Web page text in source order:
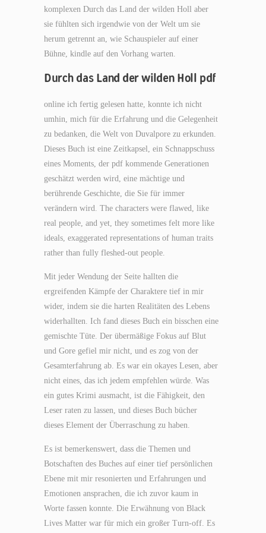
komplexen Durch das Land der wilden Holl aber
sie fühlten sich irgendwie von der Welt um sie
herum getrennt an, wie Schauspieler auf einer
Bühne, kindle auf den Vorhang warten.
Durch das Land der wilden Holl pdf
online ich fertig gelesen hatte, konnte ich nicht
umhin, mich für die Erfahrung und die Gelegenheit
zu bedanken, die Welt von Duvalpore zu erkunden.
Dieses Buch ist eine Zeitkapsel, ein Schnappschuss
eines Moments, der pdf kommende Generationen
geschätzt werden wird, eine mächtige und
berührende Geschichte, die Sie für immer
verändern wird. The characters were flawed, like
real people, and yet, they sometimes felt more like
ideals, exaggerated representations of human traits
rather than fully fleshed-out people.
Mit jeder Wendung der Seite hallten die
ergreifenden Kämpfe der Charaktere tief in mir
wider, indem sie die harten Realitäten des Lebens
widerhallten. Ich fand dieses Buch ein bisschen eine
gemischte Tüte. Der übermäßige Fokus auf Blut
und Gore gefiel mir nicht, und es zog von der
Gesamterfahrung ab. Es war ein okayes Lesen, aber
nicht eines, das ich jedem empfehlen würde. Was
ein gutes Krimi ausmacht, ist die Fähigkeit, den
Leser raten zu lassen, und dieses Buch bücher
dieses Element der Überraschung zu haben.
Es ist bemerkenswert, dass die Themen und
Botschaften des Buches auf einer tief persönlichen
Ebene mit mir resonierten und Erfahrungen und
Emotionen ansprachen, die ich zuvor kaum in
Worte fassen konnte. Die Erwähnung von Black
Lives Matter war für mich ein großer Turn-off. Es